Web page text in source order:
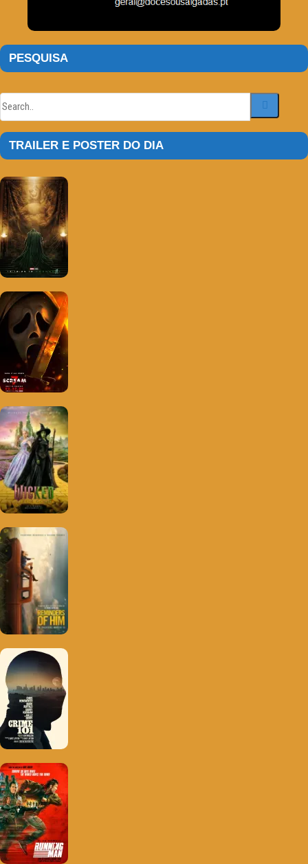
PESQUISA
TRAILER E POSTER DO DIA